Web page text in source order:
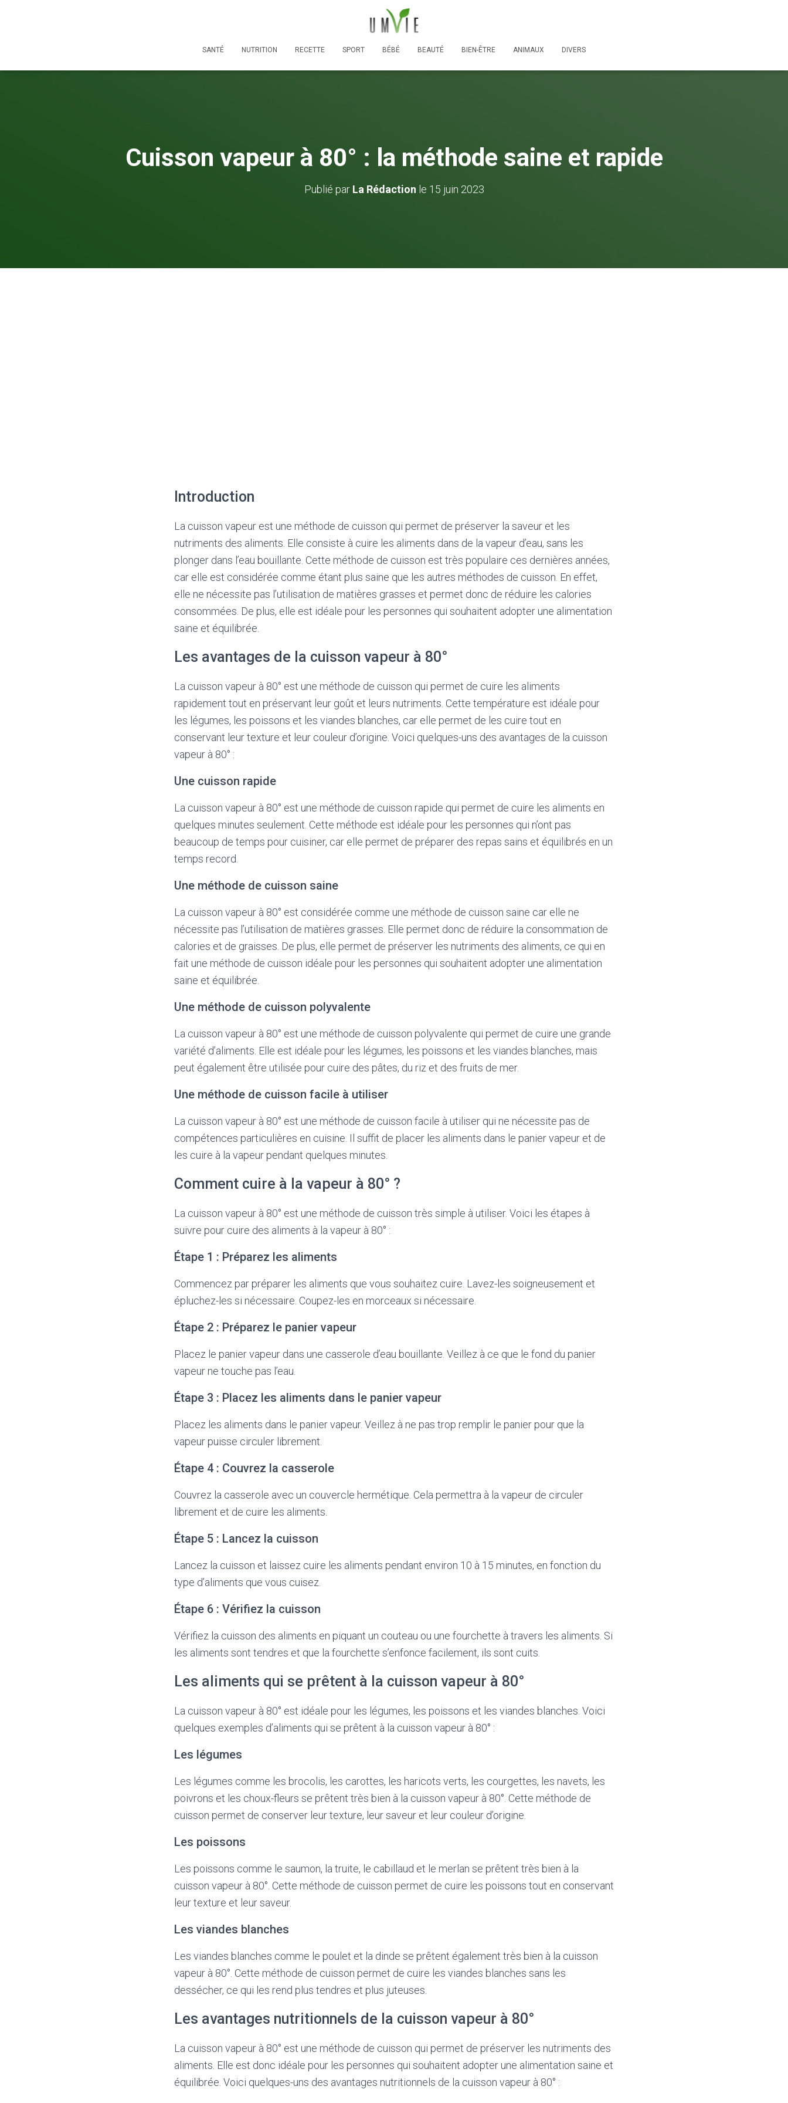
SANTÉ NUTRITION RECETTE SPORT BÉBÉ BEAUTÉ BIEN-ÊTRE ANIMAUX DIVERS
Cuisson vapeur à 80° : la méthode saine et rapide
Publié par La Rédaction le 15 juin 2023
Introduction
La cuisson vapeur est une méthode de cuisson qui permet de préserver la saveur et les
nutriments des aliments. Elle consiste à cuire les aliments dans de la vapeur d’eau, sans les
plonger dans l’eau bouillante. Cette méthode de cuisson est très populaire ces dernières années,
car elle est considérée comme étant plus saine que les autres méthodes de cuisson. En effet,
elle ne nécessite pas l’utilisation de matières grasses et permet donc de réduire les calories
consommées. De plus, elle est idéale pour les personnes qui souhaitent adopter une alimentation
saine et équilibrée.
Les avantages de la cuisson vapeur à 80°
La cuisson vapeur à 80° est une méthode de cuisson qui permet de cuire les aliments
rapidement tout en préservant leur goût et leurs nutriments. Cette température est idéale pour
les légumes, les poissons et les viandes blanches, car elle permet de les cuire tout en
conservant leur texture et leur couleur d’origine. Voici quelques-uns des avantages de la cuisson
vapeur à 80° :
Une cuisson rapide
La cuisson vapeur à 80° est une méthode de cuisson rapide qui permet de cuire les aliments en
quelques minutes seulement. Cette méthode est idéale pour les personnes qui n’ont pas
beaucoup de temps pour cuisiner, car elle permet de préparer des repas sains et équilibrés en un
temps record.
Une méthode de cuisson saine
La cuisson vapeur à 80° est considérée comme une méthode de cuisson saine car elle ne
nécessite pas l’utilisation de matières grasses. Elle permet donc de réduire la consommation de
calories et de graisses. De plus, elle permet de préserver les nutriments des aliments, ce qui en
fait une méthode de cuisson idéale pour les personnes qui souhaitent adopter une alimentation
saine et équilibrée.
Une méthode de cuisson polyvalente
La cuisson vapeur à 80° est une méthode de cuisson polyvalente qui permet de cuire une grande
variété d’aliments. Elle est idéale pour les légumes, les poissons et les viandes blanches, mais
peut également être utilisée pour cuire des pâtes, du riz et des fruits de mer.
Une méthode de cuisson facile à utiliser
La cuisson vapeur à 80° est une méthode de cuisson facile à utiliser qui ne nécessite pas de
compétences particulières en cuisine. Il suffit de placer les aliments dans le panier vapeur et de
les cuire à la vapeur pendant quelques minutes.
Comment cuire à la vapeur à 80° ?
La cuisson vapeur à 80° est une méthode de cuisson très simple à utiliser. Voici les étapes à
suivre pour cuire des aliments à la vapeur à 80° :
Étape 1 : Préparez les aliments
Commencez par préparer les aliments que vous souhaitez cuire. Lavez-les soigneusement et
épluchez-les si nécessaire. Coupez-les en morceaux si nécessaire.
Étape 2 : Préparez le panier vapeur
Placez le panier vapeur dans une casserole d’eau bouillante. Veillez à ce que le fond du panier
vapeur ne touche pas l’eau.
Étape 3 : Placez les aliments dans le panier vapeur
Placez les aliments dans le panier vapeur. Veillez à ne pas trop remplir le panier pour que la
vapeur puisse circuler librement.
Étape 4 : Couvrez la casserole
Couvrez la casserole avec un couvercle hermétique. Cela permettra à la vapeur de circuler
librement et de cuire les aliments.
Étape 5 : Lancez la cuisson
Lancez la cuisson et laissez cuire les aliments pendant environ 10 à 15 minutes, en fonction du
type d’aliments que vous cuisez.
Étape 6 : Vérifiez la cuisson
Vérifiez la cuisson des aliments en piquant un couteau ou une fourchette à travers les aliments. Si
les aliments sont tendres et que la fourchette s’enfonce facilement, ils sont cuits.
Les aliments qui se prêtent à la cuisson vapeur à 80°
La cuisson vapeur à 80° est idéale pour les légumes, les poissons et les viandes blanches. Voici
quelques exemples d’aliments qui se prêtent à la cuisson vapeur à 80° :
Les légumes
Les légumes comme les brocolis, les carottes, les haricots verts, les courgettes, les navets, les
poivrons et les choux-fleurs se prêtent très bien à la cuisson vapeur à 80°. Cette méthode de
cuisson permet de conserver leur texture, leur saveur et leur couleur d’origine.
Les poissons
Les poissons comme le saumon, la truite, le cabillaud et le merlan se prêtent très bien à la
cuisson vapeur à 80°. Cette méthode de cuisson permet de cuire les poissons tout en conservant
leur texture et leur saveur.
Les viandes blanches
Les viandes blanches comme le poulet et la dinde se prêtent également très bien à la cuisson
vapeur à 80°. Cette méthode de cuisson permet de cuire les viandes blanches sans les
dessécher, ce qui les rend plus tendres et plus juteuses.
Les avantages nutritionnels de la cuisson vapeur à 80°
La cuisson vapeur à 80° est une méthode de cuisson qui permet de préserver les nutriments des
aliments. Elle est donc idéale pour les personnes qui souhaitent adopter une alimentation saine et
équilibrée. Voici quelques-uns des avantages nutritionnels de la cuisson vapeur à 80° :